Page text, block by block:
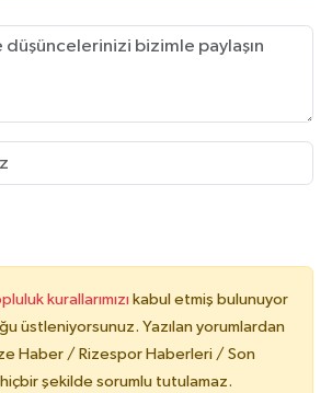
kurallarımızı kabul etmiş bulunuyor
üstleniyorsunuz. Yazılan yorumlardan
Haber / Rizespor Haberleri / Son
şekilde sorumlu tutulamaz.